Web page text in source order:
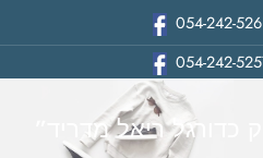
054-242-
054-242-
כדורגל ריאל מדריד”